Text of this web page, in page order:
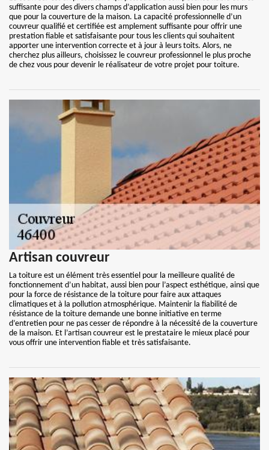
suffisante pour des divers champs d’application aussi bien pour les murs
que pour la couverture de la maison. La capacité professionnelle d’un
couvreur qualifié et certifiée est amplement suffisante pour offrir une
prestation fiable et satisfaisante pour tous les clients qui souhaitent
apporter une intervention correcte et à jour à leurs toits. Alors, ne
cherchez plus ailleurs, choisissez le couvreur professionnel le plus proche
de chez vous pour devenir le réalisateur de votre projet pour toiture.
Artisan couvreur
La toiture est un élément très essentiel pour la meilleure qualité de
fonctionnement d’un habitat, aussi bien pour l’aspect esthétique, ainsi que
pour la force de résistance de la toiture pour faire aux attaques
climatiques et à la pollution atmosphérique. Maintenir la fiabilité de
résistance de la toiture demande une bonne initiative en terme
d’entretien pour ne pas cesser de répondre à la nécessité de la couverture
de la maison. Et l’artisan couvreur est le prestataire le mieux placé pour
vous offrir une intervention fiable et très satisfaisante.